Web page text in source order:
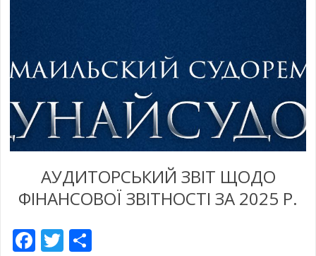
АУДИТОРСЬКИЙ ЗВІТ ЩОДО
ФІНАНСОВОЇ ЗВІТНОСТІ ЗА 2025 Р.
Facebook
Twitter